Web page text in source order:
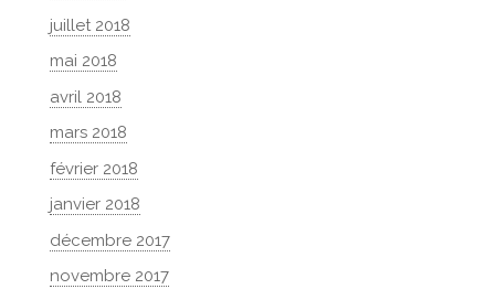
juillet 2018
mai 2018
avril 2018
mars 2018
février 2018
janvier 2018
décembre 2017
novembre 2017